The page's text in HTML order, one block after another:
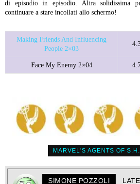
di episodio in episodio. Altra solidissima
continuare a stare incollati allo schermo!
Making Friends And Influencing
People 2×03
Face My Enemy 2×04
MARVEL'S AGENTS OF
SIMONE POZZOLI